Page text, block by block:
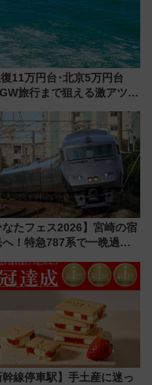
11万円台･北京5万円台
旅行まで狙える激アツ路
なたフェス2026】宮崎の宿
へ！特急787系で一晩過ご
おひさま」が救世主に？
幹線停車駅】手土産に迷っ